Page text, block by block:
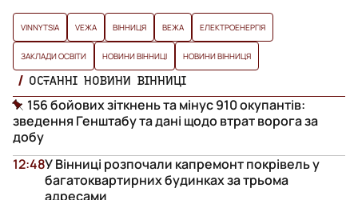
VINNYTSIA VЕЖА ВІННИЦЯ ВЕЖА ЕЛЕКТРОЕНЕРГІЯ
ЗАКЛАДИ ОСВІТИ НОВИНИ ВІННИЦІ НОВИНИ ВІННИЦЯ
ОСТАННІ НОВИНИ ВІННИЦІ
156 бойових зіткнень та мінус 910 окупантів:
зведення Генштабу та дані щодо втрат ворога за
добу
У Вінниці розпочали капремонт покрівель у
багатоквартирних будинках за трьома
адресами
12:48